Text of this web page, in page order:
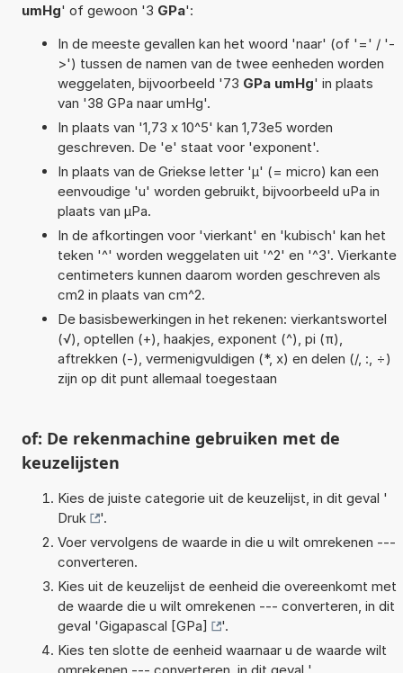
umHg' of gewoon '3 GPa':
In de meeste gevallen kan het woord 'naar' (of '=' / '-
>') tussen de namen van de twee eenheden worden
weggelaten, bijvoorbeeld '73 GPa umHg' in plaats
van '38 GPa naar umHg'.
In plaats van '1,73 x 10^5' kan 1,73e5 worden
geschreven. De 'e' staat voor 'exponent'.
In plaats van de Griekse letter 'µ' (= micro) kan een
eenvoudige 'u' worden gebruikt, bijvoorbeeld uPa in
plaats van µPa.
In de afkortingen voor 'vierkant' en 'kubisch' kan het
teken '^' worden weggelaten uit '^2' en '^3'. Vierkante
centimeters kunnen daarom worden geschreven als
cm2 in plaats van cm^2.
De basisbewerkingen in het rekenen: vierkantswortel
(√), optellen (+), haakjes, exponent (^), pi (π),
aftrekken (-), vermenigvuldigen (*, x) en delen (/, :, ÷)
zijn op dit punt allemaal toegestaan
of: De rekenmachine gebruiken met de
keuzelijsten
Kies de juiste categorie uit de keuzelijst, in dit geval '
Druk
'.
Voer vervolgens de waarde in die u wilt omrekenen ---
converteren.
Kies uit de keuzelijst de eenheid die overeenkomt met
de waarde die u wilt omrekenen --- converteren, in dit
geval 'Gigapascal [GPa]
'.
Kies ten slotte de eenheid waarnaar u de waarde wilt
omrekenen --- converteren, in dit geval '